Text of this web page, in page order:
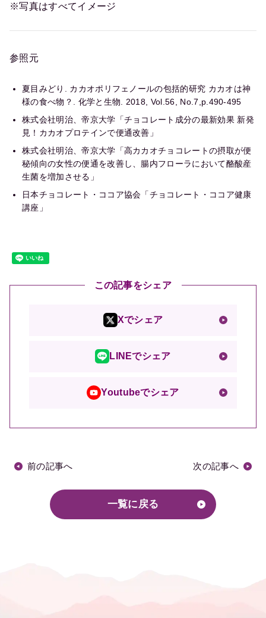
※写真はすべてイメージ
参照元
夏目みどり. カカオポリフェノールの包括的研究 カカオは神
様の食べ物？. 化学と生物. 2018, Vol.56, No.7,p.490-495
株式会社明治、帝京大学「チョコレート成分の最新効果 新発
見！カカオプロテインで便通改善」
株式会社明治、帝京大学「高カカオチョコレートの摂取が便
秘傾向の女性の便通を改善し、腸内フローラにおいて酪酸産
生菌を増加させる」
日本チョコレート・ココア協会「チョコレート・ココア健康
講座」
この記事をシェア
Xでシェア
LINEでシェア
Youtubeでシェア
前の記事へ
一覧に戻る
次の記事へ